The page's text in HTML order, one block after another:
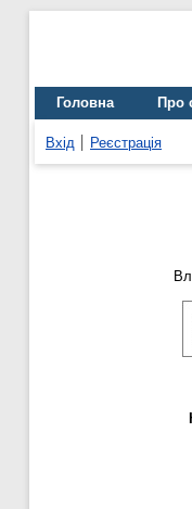
Головна Про
Вхід Реєстрація